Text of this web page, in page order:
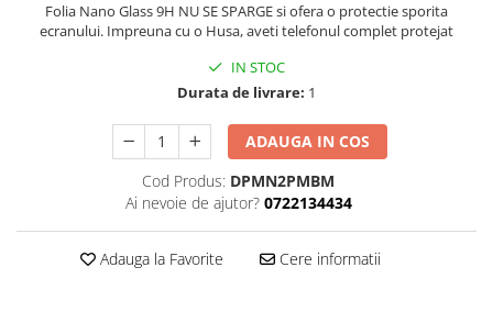
Folia Nano Glass 9H NU SE SPARGE si ofera o protectie sporita
ecranului. Impreuna cu o Husa, aveti telefonul complet protejat
IN STOC
Durata de livrare: 1
ADAUGA IN COS
Cod Produs: DPMN2PMBM
Ai nevoie de ajutor? 0722134434
Adauga la Favorite Cere informatii